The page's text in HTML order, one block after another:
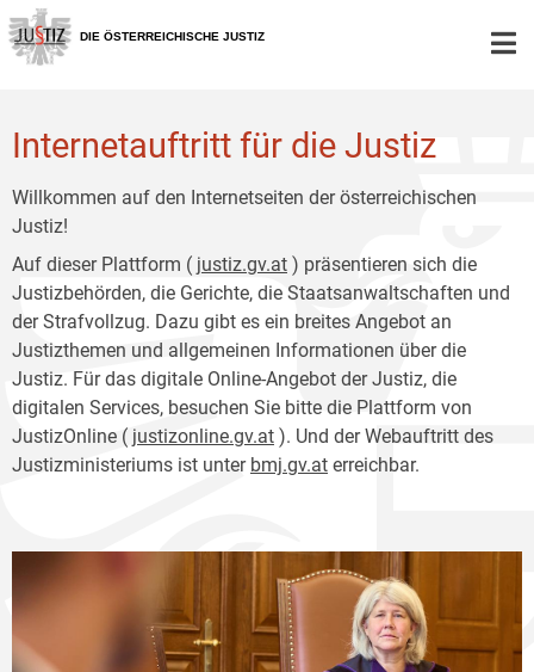
Zur
Hauptnavigation
[1]
Zum
Inhalt
[2]
DIE ÖSTERREICHISCHE JUSTIZ
Internetauftritt für die Justiz
Willkommen auf den Internetseiten der österreichischen
Justiz!
Auf dieser Plattform ( justiz.gv.at ) präsentieren sich die
Justizbehörden, die Gerichte, die Staatsanwaltschaften und
der Strafvollzug. Dazu gibt es ein breites Angebot an
Justizthemen und allgemeinen Informationen über die
Justiz. Für das digitale Online-Angebot der Justiz, die
digitalen Services, besuchen Sie bitte die Plattform von
JustizOnline ( justizonline.gv.at ). Und der Webauftritt des
Justizministeriums ist unter bmj.gv.at erreichbar.